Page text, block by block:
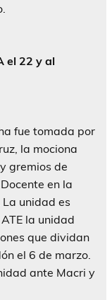
el 22 y al
fue tomada por
la mociona
gremios de
en la
unidad es
la unidad
que dividan
el 6 de marzo.
ante Macri y